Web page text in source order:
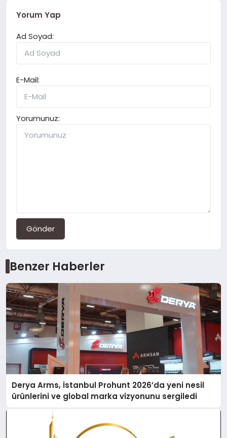
Yorum Yap
Ad Soyad:
E-Mail:
Yorumunuz:
Gönder
Benzer Haberler
Derya Arms, İstanbul Prohunt 2026’da yeni nesil
ürünlerini ve global marka vizyonunu sergiledi